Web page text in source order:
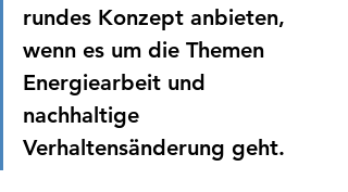
rundes Konzept anbieten,
wenn es um die Themen
Energiearbeit und
nachhaltige
Verhaltensänderung geht.